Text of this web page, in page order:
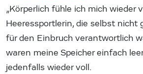
„Körperlich fühle ich mich wieder
Heeressportlerin, die selbst nicht
für den Einbruch verantwortlich
waren meine Speicher einfach
jedenfalls wieder voll.